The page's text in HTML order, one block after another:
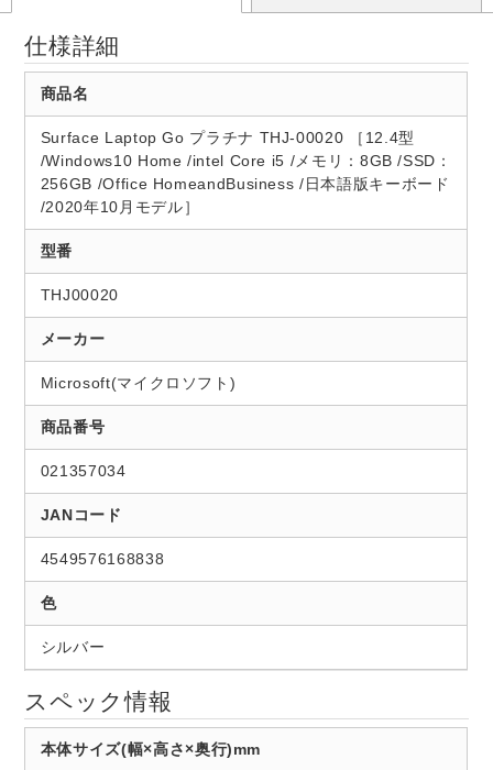
仕様詳細
商品名
Surface Laptop Go プラチナ THJ-00020 ［12.4型
/Windows10 Home /intel Core i5 /メモリ：8GB /SSD：
256GB /Office HomeandBusiness /日本語版キーボード
/2020年10月モデル］
型番
THJ00020
メーカー
Microsoft(マイクロソフト)
商品番号
021357034
JANコード
4549576168838
色
シルバー
スペック情報
本体サイズ(幅×高さ×奥行)mm